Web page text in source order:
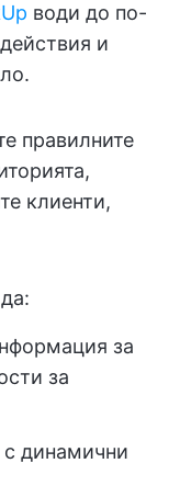
води до по-
и
правилните
клиенти,
за
за
с динамични